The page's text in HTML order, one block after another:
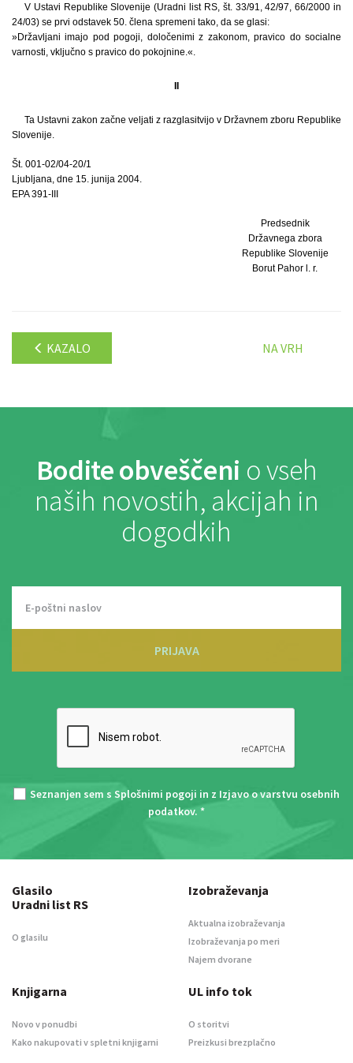
V Ustavi Republike Slovenije (Uradni list RS, št. 33/91, 42/97, 66/2000 in
24/03) se prvi odstavek 50. člena spremeni tako, da se glasi:
»Državljani imajo pod pogoji, določenimi z zakonom, pravico do socialne
varnosti, vključno s pravico do pokojnine.«.
II
Ta Ustavni zakon začne veljati z razglasitvijo v Državnem zboru Republike
Slovenije.
Št. 001-02/04-20/1
Ljubljana, dne 15. junija 2004.
EPA 391-III
Predsednik
Državnega zbora
Republike Slovenije
Borut Pahor l. r.
KAZALO NA VRH
Bodite obveščeni o vseh
naših novostih, akcijah in
dogodkih
PRIJAVA
Seznanjen sem s Splošnimi pogoji in z Izjavo o varstvu osebnih
podatkov. *
Glasilo
Uradni list RS
O glasilu
Izobraževanja
Aktualna izobraževanja
Izobraževanja po meri
Najem dvorane
Knjigarna
Novo v ponudbi
Kako nakupovati v spletni knjigarni
UL info tok
O storitvi
Preizkusi brezplačno